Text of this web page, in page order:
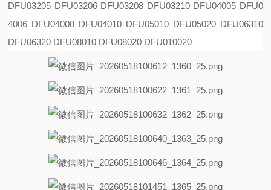
DFU03205 DFU03206 DFU03208 DFU03210 DFU04005 DFU0
4006 DFU04008 DFU04010 DFU05010 DFU05020 DFU06310
DFU06320 DFU08010 DFU08020 DFU010020